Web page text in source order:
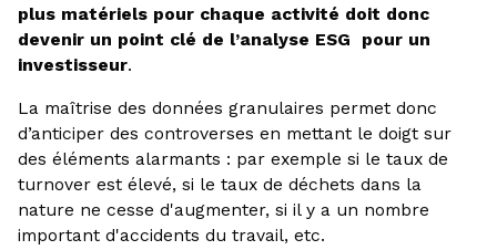
plus matériels pour chaque activité doit donc
devenir un point clé de l’analyse ESG pour un
investisseur.
‍La maîtrise des données granulaires permet donc
d’anticiper des controverses en mettant le doigt sur
des éléments alarmants : par exemple si le taux de
turnover est élevé, si le taux de déchets dans la
nature ne cesse d'augmenter, si il y a un nombre
important d'accidents du travail, etc.